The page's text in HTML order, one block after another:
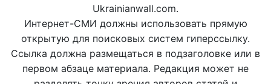
Ukrainianwall.com.
Интернет-СМИ должны использовать прямую
открытую для поисковых систем гиперссылку.
Ссылка должна размещаться в подзаголовке или в
первом абзаце материала. Редакция может не